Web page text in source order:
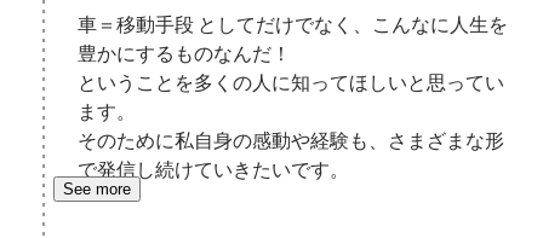
車＝移動手段 としてだけでなく、こんなに人生を
豊かにするものなんだ！
ということを多くの人に知ってほしいと思ってい
ます。
そのために私自身の感動や経験も、さまざまな形
で発信し続けていきたいです。
See more